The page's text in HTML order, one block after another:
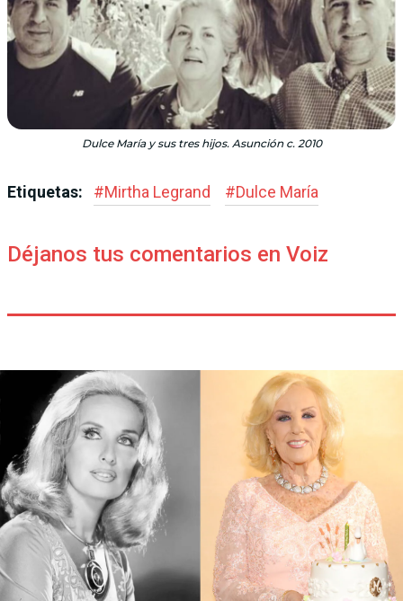
Dulce María y sus tres hijos. Asunción c. 2010
Etiquetas: #Mirtha Legrand #Dulce María
Déjanos tus comentarios en Voiz